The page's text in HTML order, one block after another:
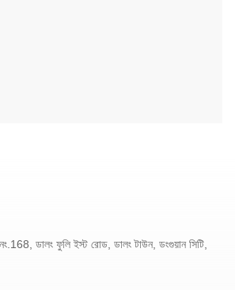
ডালং ফুলি ইস্ট রোড, ডালং টাউন, ডংগুয়ান সিটি,